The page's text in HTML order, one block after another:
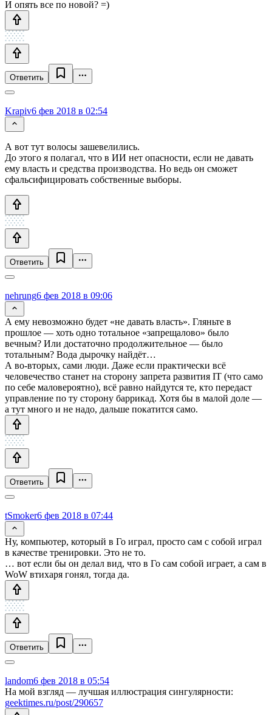
И опять все по новой? =)
Ответить
Krapiv6 фев 2018 в 02:54
А вот тут волосы зашевелились.
До этого я полагал, что в ИИ нет опасности, если не давать
ему власть и средства производства. Но ведь он сможет
сфальсифицировать собственные выборы.
Ответить
nehrung6 фев 2018 в 09:06
А ему невозможно будет «не давать власть». Гляньте в
прошлое — хоть одно тотальное «запрещалово» было
вечным? Или достаточно продолжительное — было
тотальным? Вода дырочку найдёт…
А во-вторых, сами люди. Даже если практически всё
человечество станет на сторону запрета развития IT (что само
по себе маловероятно), всё равно найдутся те, кто передаст
управление по ту сторону баррикад. Хотя бы в малой доле —
а тут много и не надо, дальше покатится само.
Ответить
tSmoker6 фев 2018 в 07:44
Ну, компьютер, который в Го играл, просто сам с собой играл
в качестве тренировки. Это не то.
… вот если бы он делал вид, что в Го сам собой играет, а сам в
WoW втихаря гонял, тогда да.
Ответить
landom6 фев 2018 в 05:54
На мой взгляд — лучшая иллюстрация сингулярности:
geektimes.ru/post/290657